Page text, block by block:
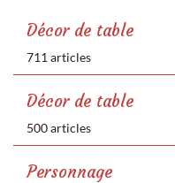
Décor de table
711 articles
Décor de table
500 articles
Personnage